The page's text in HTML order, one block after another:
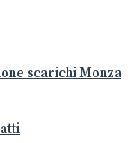
scarichi Monza